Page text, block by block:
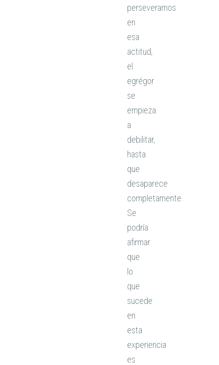
perseveramos
en
esa
actitud,
el
egrégor
se
empieza
a
debilitar,
hasta
que
desaparece
completamente.
Se
podría
afirmar
que
lo
que
sucede
en
esta
experiencia
es